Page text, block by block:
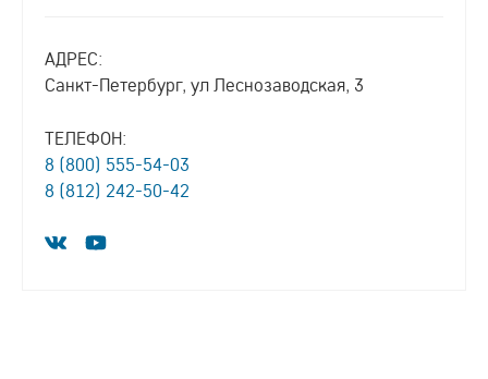
АДРЕС:
Санкт-Петербург, ул Леснозаводская, 3
ТЕЛЕФОН:
8 (800) 555-54-03
8 (812) 242-50-42